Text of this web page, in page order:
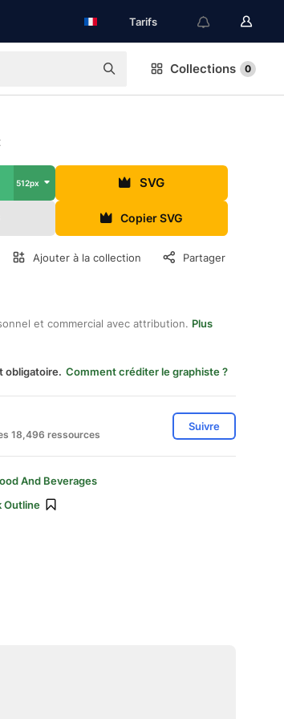
Tarifs
Collections 0
512px SVG
Copier SVG
Ajouter à la collection Partager
et commercial avec attribution. Plus
obligatoire. Comment créditer le graphiste ?
18,496 ressources
Suivre
And Beverages
Outline